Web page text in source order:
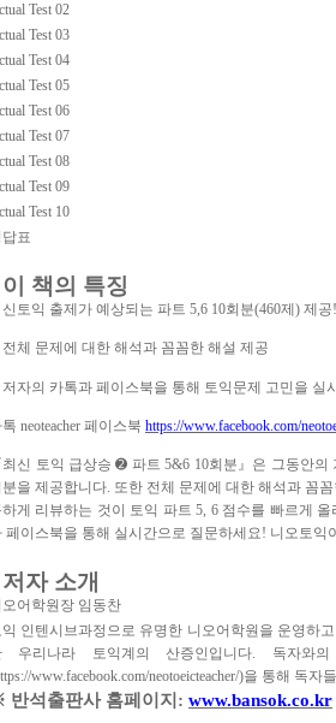
Test 02
Test 03
Test 04
Test 05
Test 06
Test 07
Test 08
Test 09
Test 10
답표
이 책의 특징
신토익 출제가 예상되는 파트 5,6 10회분(460제) 제공!
전체 문제에 대한 해석과 꼼꼼한 해설 제공
저자의 카톡과 페이스북을 통해 토익문제 고민을 실
neoteacher 페이스북 https://www.facebook.com/
최신 토익 급상승 ➋ 파트 5&6 10회분』은 그동안
분을 제공합니다. 또한 전체 문제에 대한 해석과 꼼
하게 리뷰하는 것이 토익 파트 5, 6 점수를 빠르게
페이스북을 통해 실시간으로 질문하세요! 니오토익
저자 소개
오어학원장 임동찬
익 인텐시브과정으로 유명한 니오어학원을 운영하
우리나라 토익계의 산증인입니다. 독자와의
www.facebook.com/neotoeicteacher/)을 통해 독
반석출판사 홈페이지: www.bansok.co.kr